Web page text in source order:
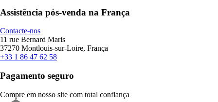
Assistência pós-venda na França
Contacte-nos
11 rue Bernard Maris
37270 Montlouis-sur-Loire, França
+33 1 86 47 62 58
Pagamento seguro
Compre em nosso site com total confiança